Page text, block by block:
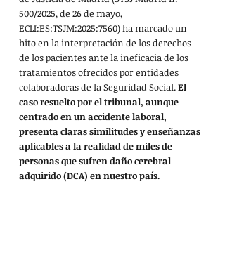
500/2025, de 26 de mayo,
ECLI:ES:TSJM:2025:7560) ha marcado un
hito en la interpretación de los derechos
de los pacientes ante la ineficacia de los
tratamientos ofrecidos por entidades
colaboradoras de la Seguridad Social. El
caso resuelto por el tribunal, aunque
centrado en un accidente laboral,
presenta claras similitudes y enseñanzas
aplicables a la realidad de miles de
personas que sufren daño cerebral
adquirido (DCA) en nuestro país.